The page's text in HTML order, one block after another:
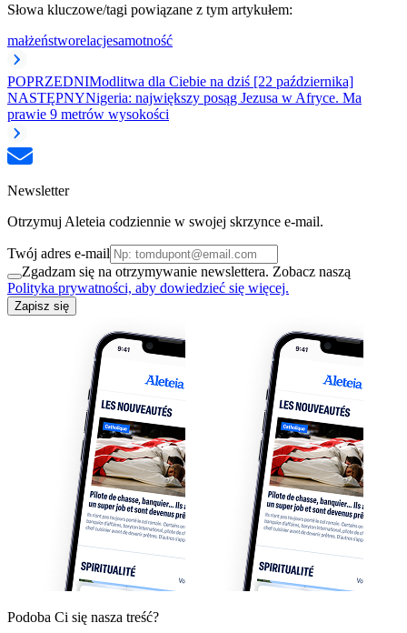
Słowa kluczowe/tagi powiązane z tym artykułem:
małżeństworelacjesamotność
POPRZEDNIModlitwa dla Ciebie na dziś [22 października]
NASTĘPNYNigeria: największy posąg Jezusa w Afryce. Ma
prawie 9 metrów wysokości
Newsletter
Otrzymuj Aleteia codziennie w swojej skrzynce e-mail.
Twój adres e-mail
Zgadzam się na otrzymywanie newslettera. Zobacz naszą
Polityka prywatności, aby dowiedzieć się więcej.
Zapisz się
Podoba Ci się nasza treść?